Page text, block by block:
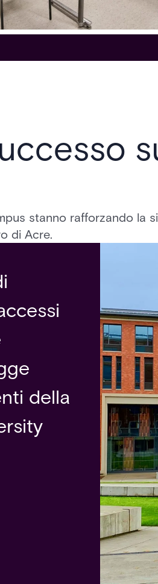
stanno rafforzando la
di Acre.
della
Florida
un
la
Acre